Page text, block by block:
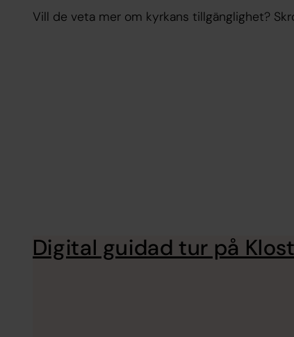
Vill de veta mer om kyrkans tillgänglighet?
Digital guidad tur på